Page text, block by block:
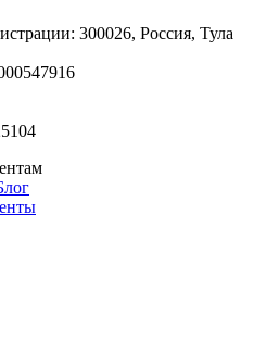
300026, Россия, Тула